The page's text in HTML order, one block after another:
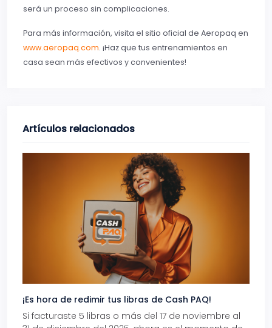
será un proceso sin complicaciones.
Para más información, visita el sitio oficial de Aeropaq en
www.aeropaq.com. ¡Haz que tus entrenamientos en
casa sean más efectivos y convenientes!
Artículos relacionados
¡Es hora de redimir tus libras de Cash PAQ!
Si facturaste 5 libras o más del 17 de noviembre al